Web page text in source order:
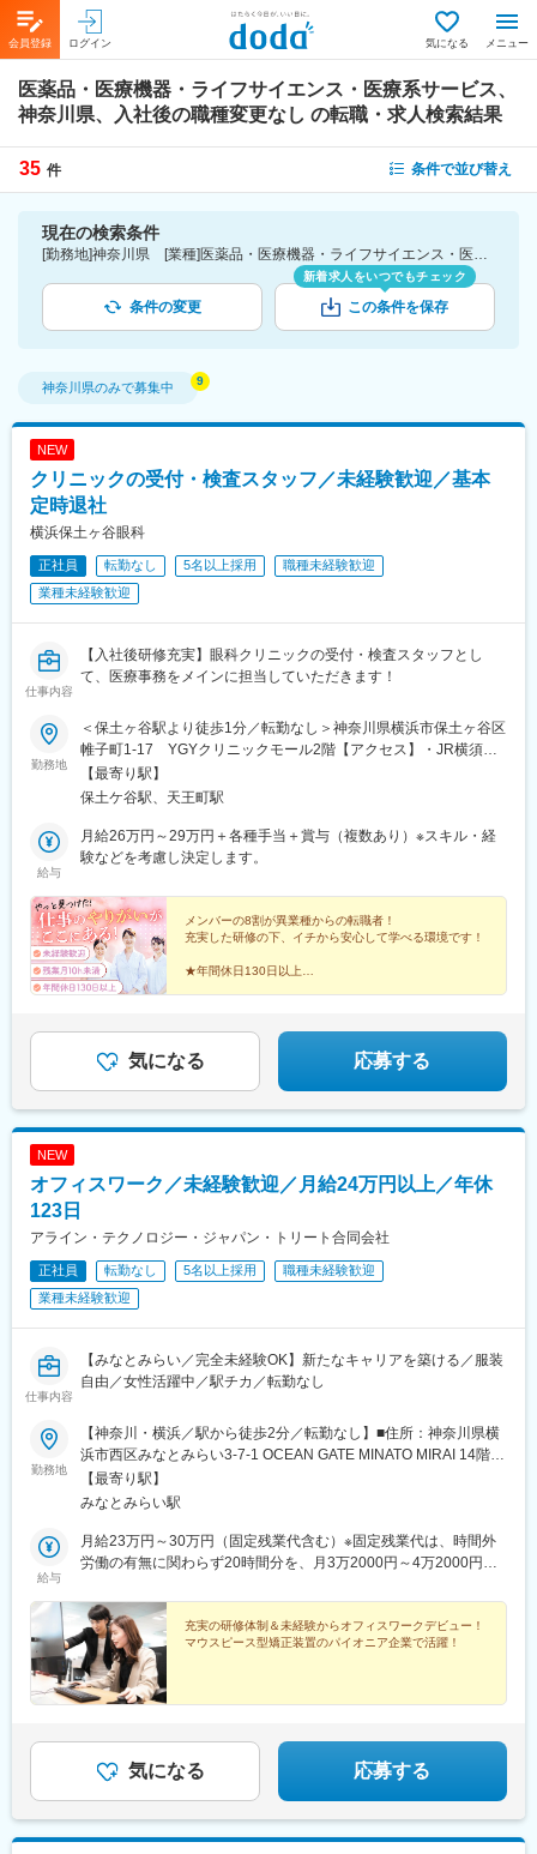
会員登録 ログイン 気になる メニュー
医薬品・医療機器・ライフサイエンス・医療系サービス、
神奈川県、入社後の職種変更なし の転職・求人検索結果
35 件 条件で並び替え
現在の検索条件
[勤務地]神奈川県 [業種]医薬品・医療機器・ライフサイエンス・医療系サービス [詳細条件](募集・採用情報)入社後の職種変更なし
条件の変更
新着求人をいつでもチェック
この条件を保存
神奈川県のみで募集中
NEW
クリニックの受付・検査スタッフ／未経験歓迎／基本
定時退社
横浜保土ヶ谷眼科
正社員 転勤なし 5名以上採用
職種未経験歓迎
業種未経験歓迎
仕事内容
【入社後研修充実】眼科クリニックの受付・検査スタッフとし
て、医療事務をメインに担当していただきます！
勤務地
＜保土ヶ谷駅より徒歩1分／転勤なし＞神奈川県横浜市保土ヶ谷区
帷子町1-17 YGYクリニックモール2階【アクセス】・JR横須賀
線、湘南新宿ライン「保土ヶ谷駅」より徒歩1分・相鉄線「天王町
駅」より徒歩10分・JR各線「横浜駅」より電車と徒歩で10分※保
動喫煙対策：あり（屋内全面禁煙）
【最寄り駅】
保土ケ谷駅、天王町駅
給与
月給26万円～29万円＋各種手当＋賞与（複数あり）※スキル・経
験などを考慮し決定します。
メンバーの8割が異業種からの転職者！
充実した研修の下、イチから安心して学べる環境です！
★年間休日130日以上
気になる 応募する
NEW
オフィスワーク／未経験歓迎／月給24万円以上／年休
123日
アライン・テクノロジー・ジャパン・トリート合同会社
正社員 転勤なし 5名以上採用
職種未経験歓迎
業種未経験歓迎
仕事内容
【みなとみらい／完全未経験OK】新たなキャリアを築ける／服装
自由／女性活躍中／駅チカ／転勤なし
勤務地
【神奈川・横浜／駅から徒歩2分／転勤なし】■住所：神奈川県横
浜市西区みなとみらい3-7-1 OCEAN GATE MINATO MIRAI 14階■
住所：みなとみらい駅より徒歩2分＼働く環境について／2017年
に完成したばかりの新しく綺麗なビルの最上階14階に当社はござ
す。1階にはセブンイレブン、2階にはスターバックスもありま
す。もちろん、みなとみらいなので周辺に飲食店も豊富にありま
【最寄り駅】
みなとみらい駅
給与
月給23万円～30万円（固定残業代含む）※固定残業代は、時間外
労働の有無に関わらず20時間分を、月3万2000円～4万2000円支
て決定
充実の研修体制＆未経験からオフィスワークデビュー！
マウスピース型矯正装置のパイオニア企業で活躍！
気になる 応募する